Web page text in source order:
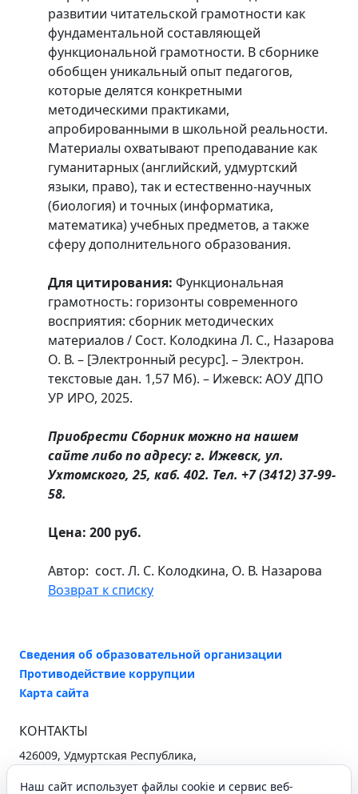
развитии читательской грамотности как
фундаментальной составляющей
функциональной грамотности. В сборнике
обобщен уникальный опыт педагогов,
которые делятся конкретными
методическими практиками,
апробированными в школьной реальности.
Материалы охватывают преподавание как
гуманитарных (английский, удмуртский
языки, право), так и естественно-научных
(биология) и точных (информатика,
математика) учебных предметов, а также
сферу дополнительного образования.
Для цитирования: Функциональная
грамотность: горизонты современного
восприятия: сборник методических
материалов / Сост. Колодкина Л. С., Назарова
О. В. – [Электронный ресурс]. – Электрон.
текстовые дан. 1,57 Мб). – Ижевск: АОУ ДПО
УР ИРО, 2025.
Приобрести Сборник можно на нашем
сайте либо по адресу: г. Ижевск, ул.
Ухтомского, 25, каб. 402. Тел. +7 (3412) 37-99-
58.
Цена: 200 руб.
Автор: сост. Л. С. Колодкина, О. В. Назарова
Возврат к списку
Сведения об образовательной организации
Противодействие коррупции
Карта сайта
КОНТАКТЫ
426009, Удмуртская Республика,
+7 (3412) 37-96-26
Наш сайт использует файлы cookie и сервис веб-